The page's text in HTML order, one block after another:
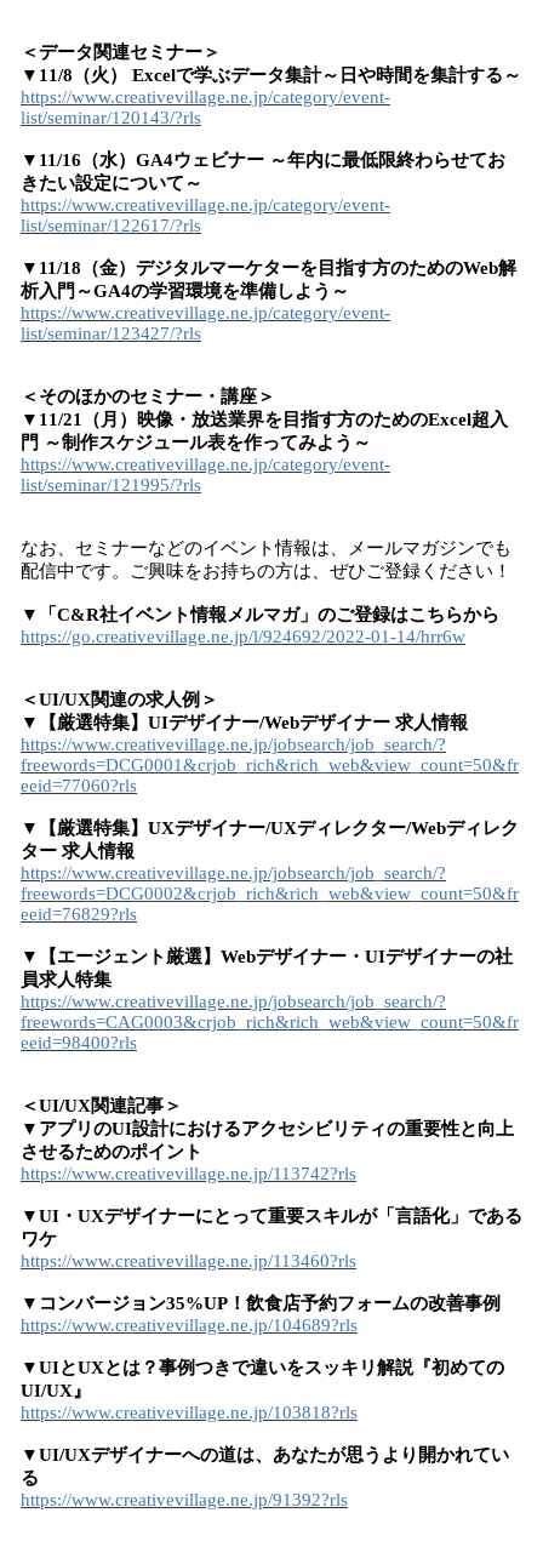
＜データ関連セミナー＞
▼11/8（火） Excelで学ぶデータ集計～日や時間を集計する～
https://www.creativevillage.ne.jp/category/event-
list/seminar/120143/?rls
▼11/16（水）GA4ウェビナー ～年内に最低限終わらせてお
きたい設定について～
https://www.creativevillage.ne.jp/category/event-
list/seminar/122617/?rls
▼11/18（金）デジタルマーケターを目指す方のためのWeb解
析入門～GA4の学習環境を準備しよう～
https://www.creativevillage.ne.jp/category/event-
list/seminar/123427/?rls
＜そのほかのセミナー・講座＞
▼11/21（月）映像・放送業界を目指す方のためのExcel超入
門 ～制作スケジュール表を作ってみよう～
https://www.creativevillage.ne.jp/category/event-
list/seminar/121995/?rls
なお、セミナーなどのイベント情報は、メールマガジンでも
配信中です。ご興味をお持ちの方は、ぜひご登録ください！
▼「C&R社イベント情報メルマガ」のご登録はこちらから
https://go.creativevillage.ne.jp/l/924692/2022-01-14/hrr6w
＜UI/UX関連の求人例＞
▼【厳選特集】UIデザイナー/Webデザイナー 求人情報
https://www.creativevillage.ne.jp/jobsearch/job_search/?
freewords=DCG0001&crjob_rich&rich_web&view_count=50&fr
eeid=77060?rls
▼【厳選特集】UXデザイナー/UXディレクター/Webディレク
ター 求人情報
https://www.creativevillage.ne.jp/jobsearch/job_search/?
freewords=DCG0002&crjob_rich&rich_web&view_count=50&fr
eeid=76829?rls
▼【エージェント厳選】Webデザイナー・UIデザイナーの社
員求人特集
https://www.creativevillage.ne.jp/jobsearch/job_search/?
freewords=CAG0003&crjob_rich&rich_web&view_count=50&fr
eeid=98400?rls
＜UI/UX関連記事＞
▼アプリのUI設計におけるアクセシビリティの重要性と向上
させるためのポイント
https://www.creativevillage.ne.jp/113742?rls
▼UI・UXデザイナーにとって重要スキルが「言語化」である
ワケ
https://www.creativevillage.ne.jp/113460?rls
▼コンバージョン35%UP！飲食店予約フォームの改善事例
https://www.creativevillage.ne.jp/104689?rls
▼UIとUXとは？事例つきで違いをスッキリ解説『初めての
UI/UX』
https://www.creativevillage.ne.jp/103818?rls
▼UI/UXデザイナーへの道は、あなたが思うより開かれてい
る
https://www.creativevillage.ne.jp/91392?rls